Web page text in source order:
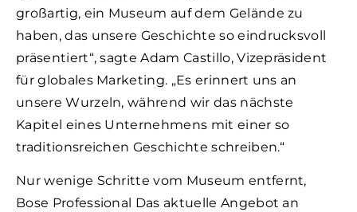
großartig, ein Museum auf dem Gelände zu
haben, das unsere Geschichte so eindrucksvoll
präsentiert“, sagte Adam Castillo, Vizepräsident
für globales Marketing. „Es erinnert uns an
unsere Wurzeln, während wir das nächste
Kapitel eines Unternehmens mit einer so
traditionsreichen Geschichte schreiben.“
Nur wenige Schritte vom Museum entfernt,
Bose Professional Das aktuelle Angebot an